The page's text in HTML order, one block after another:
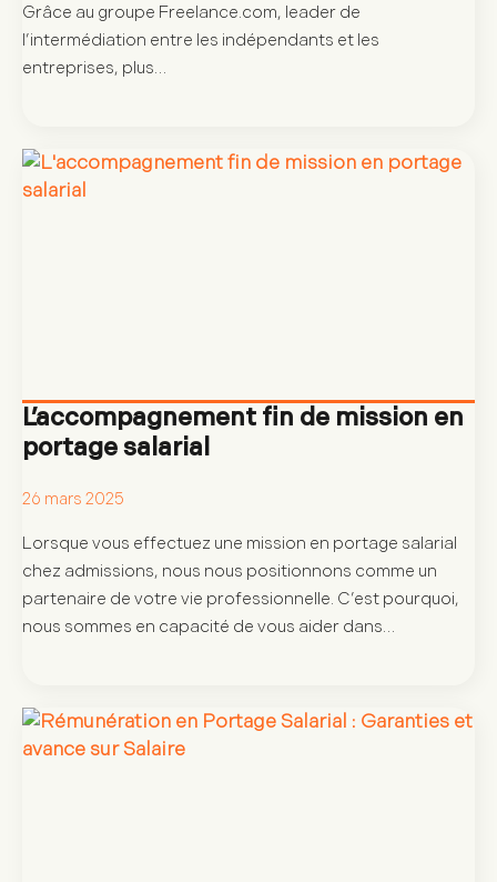
Grâce au groupe Freelance.com, leader de
l’intermédiation entre les indépendants et les
entreprises, plus…
L’accompagnement fin de mission en
portage salarial
26 mars 2025
Lorsque vous effectuez une mission en portage salarial
chez admissions, nous nous positionnons comme un
partenaire de votre vie professionnelle. C’est pourquoi,
nous sommes en capacité de vous aider dans…